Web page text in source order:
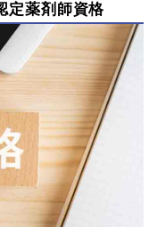
定薬剤師資格